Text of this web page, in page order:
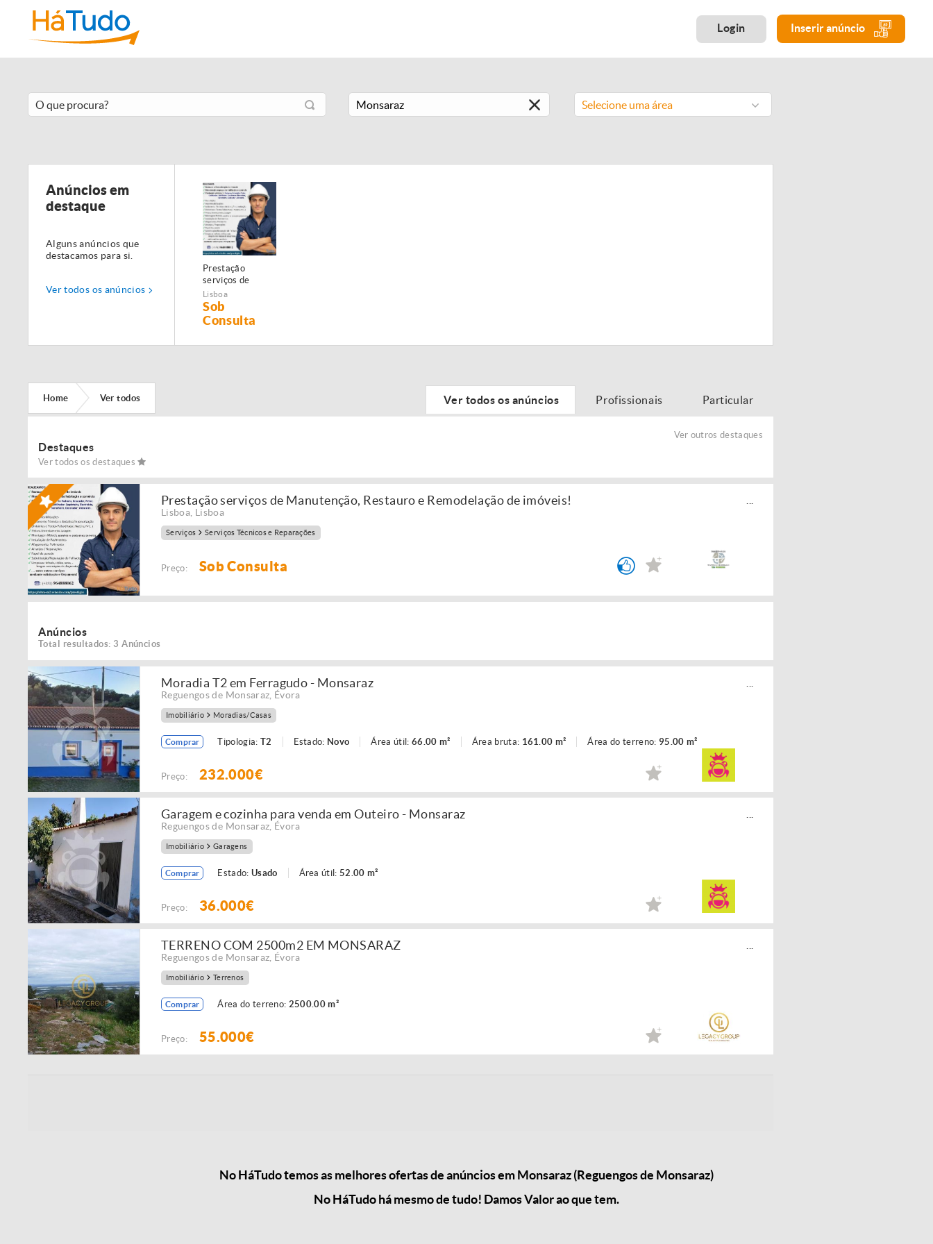
Login Inserir anúncio
Selecione uma área
Anúncios em
destaque
Alguns anúncios que
destacamos para si.
Ver todos os anúncios
Prestação
serviços de
Manutenção,
Restauro e
Remodelação de
imóveis!
Lisboa
Sob
Consulta
Home Ver todos Ver todos os anúncios Profissionais Particular
Ver outros destaques
Destaques
Ver todos os destaques
Prestação serviços de Manutenção, Restauro e Remodelação de imóveis!
Lisboa Lisboa
Serviços Serviços Técnicos e Reparações
Preço: Sob Consulta
Anúncios
Total resultados: 3 Anúncios
Moradia T2 em Ferragudo - Monsaraz
Reguengos de Monsaraz Évora
Imobiliário Moradias/Casas
Comprar Tipologia: T2 Estado: Novo Área útil: 66.00 m² Área bruta: 161.00 m² Área do terreno: 95.00 m²
Preço: 232.000€
Garagem e cozinha para venda em Outeiro - Monsaraz
Reguengos de Monsaraz Évora
Imobiliário Garagens
Comprar Estado: Usado Área útil:52.00 m²
Preço: 36.000€
TERRENO COM 2500m2 EM MONSARAZ
Reguengos de Monsaraz Évora
Imobiliário Terrenos
Comprar Área do terreno: 2500.00 m²
Preço: 55.000€
No HáTudo temos as melhores ofertas de anúncios em Monsaraz (Reguengos de Monsaraz)
No HáTudo há mesmo de tudo! Damos Valor ao que tem.